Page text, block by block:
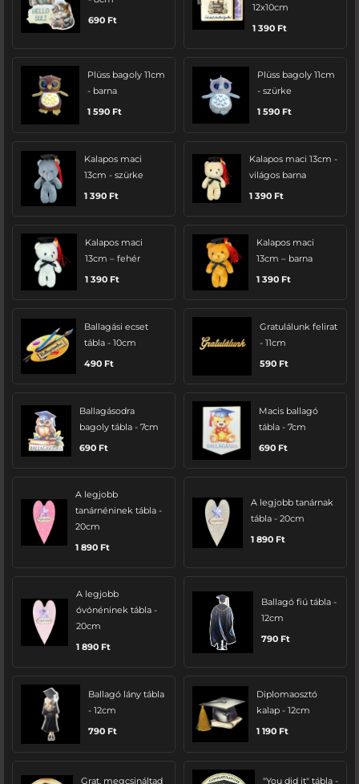
690 Ft
12x10cm
1 390 Ft
Plüss bagoly 11cm
- barna
1 590 Ft
Plüss bagoly 11cm
- szürke
1 590 Ft
Kalapos maci
13cm - szürke
1 390 Ft
Kalapos maci 13cm -
világos barna
1 390 Ft
Kalapos maci
13cm – fehér
1 390 Ft
Kalapos maci
13cm – barna
1 390 Ft
Ballagási ecset
tábla - 10cm
490 Ft
Gratulálunk felirat
- 11cm
590 Ft
Ballagásodra
bagoly tábla - 7cm
690 Ft
Macis ballagó
tábla - 7cm
690 Ft
A legjobb
tanárnéninek tábla -
20cm
1 890 Ft
A legjobb tanárnak
tábla - 20cm
1 890 Ft
A legjobb
óvónéninek tábla -
20cm
1 890 Ft
Ballagó fiú tábla -
12cm
790 Ft
Ballagó lány tábla
- 12cm
790 Ft
Diplomaosztó
kalap - 12cm
1 190 Ft
Grat. megcsináltad
"You did it" tábla -